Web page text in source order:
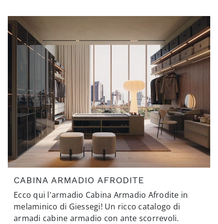
CABINA ARMADIO AFRODITE
Ecco qui l'armadio Cabina Armadio Afrodite in
melaminico di Giessegi! Un ricco catalogo di
armadi cabine armadio con ante scorrevoli.